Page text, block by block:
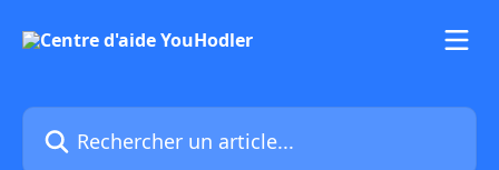
Rechercher un article...